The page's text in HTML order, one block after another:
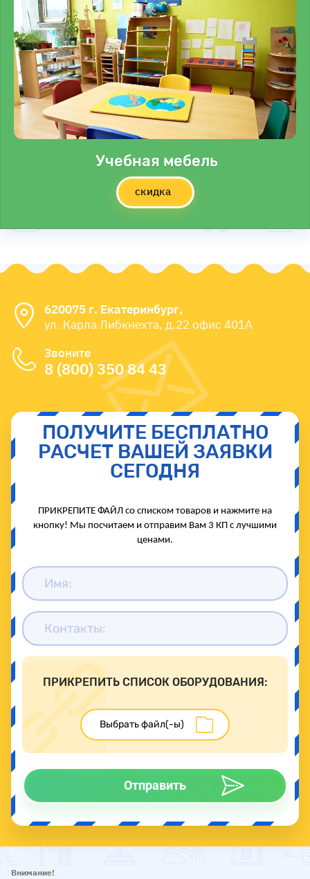
Учебная мебель
скидка
ПОЛУЧИТЕ БЕСПЛАТНО
РАСЧЕТ ВАШЕЙ ЗАЯВКИ
СЕГОДНЯ
ПРИКРЕПИТЕ ФАЙЛ со списком товаров и нажмите на
кнопку! Мы посчитаем и отправим Вам 3 КП с лучшими
ценами.
ПРИКРЕПИТЬ СПИСОК ОБОРУДОВАНИЯ:
Отправить
620075 г. Екатеринбург,
ул. Карла Либкнехта, д.22 офис 401А
Звоните
8 (800) 350 84 43
Внимание!